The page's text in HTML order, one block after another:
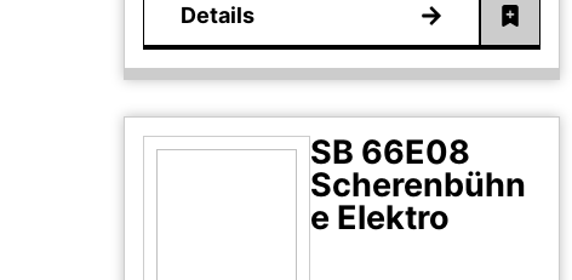
Details
SB 66E08
Scherenbühn
e Elektro